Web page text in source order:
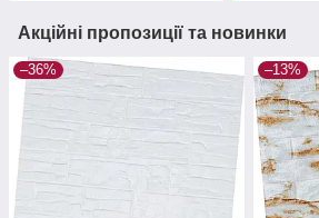
Акційні пропозиції та новинки
–36% –13%